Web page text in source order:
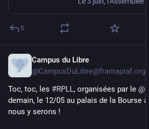
0
Campus du Libre
@CampusDuLibre@framapiaf.org
Toc, toc, les #RPLL, organisées par le @
demain, le 12/05 au palais de la Bourse à
nous y serons !